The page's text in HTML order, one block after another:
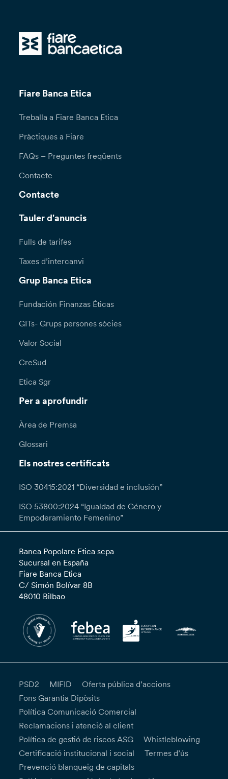
Fiare Banca Etica
Treballa a Fiare Banca Etica
Pràctiques a Fiare
FAQs – Preguntes freqüents
Contacte
Contacte
Tauler d'anuncis
Fulls de tarifes
Taxes d’intercanvi
Grup Banca Etica
Fundación Finanzas Éticas
GITs- Grups persones sòcies
Valor Social
CreSud
Etica Sgr
Per a aprofundir
Àrea de Premsa
Glossari
Els nostres certificats
ISO 30415:2021 “Diversidad e inclusión”
ISO 53800:2024 “Igualdad de Género y
Empoderamiento Femenino”
Banca Popolare Etica scpa
Sucursal en España
Fiare Banca Etica
C/ Simón Bolívar 8B
48010 Bilbao
PSD2 MIFID
Oferta pública d’accions
Fons Garantia Dipòsits
Política Comunicació Comercial
Reclamacions i atenció al client
Política de gestió de riscos ASG
Whistleblowing
Certificació institucional i social
Termes d’ús
Prevenció blanqueig de capitals